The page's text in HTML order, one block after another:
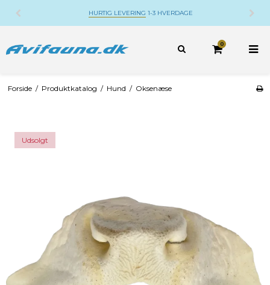
HURTIG LEVERING 1-3 HVERDAGE
0
Forside / Produktkatalog / Hund / Oksenæse
Udsolgt